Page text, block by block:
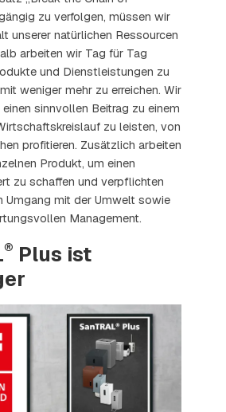
zu verfolgen, müssen wir
unserer natürlichen Ressourcen
arbeiten wir Tag für Tag
und Dienstleistungen zu
weniger mehr zu erreichen. Wir
sinnvollen Beitrag zu einem
zu leisten, von
profitieren. Zusätzlich arbeiten
Produkt, um einen
zu schaffen und verpflichten
Umgang mit der Umwelt sowie
Management.
® Plus ist